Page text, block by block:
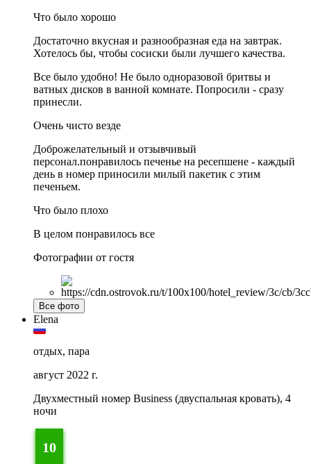
Что было хорошо
Достаточно вкусная и разнообразная еда на завтрак.
Хотелось бы, чтобы сосиски были лучшего качества.
Все было удобно! Не было одноразовой бритвы и
ватных дисков в ванной комнате. Попросили - сразу
принесли.
Очень чисто везде
Доброжелательный и отзывчивый
персонал.понравилось печенье на ресепшене - каждый
день в номер приносили милый пакетик с этим
печеньем.
Что было плохо
В целом понравилось все
Фотографии от гостя
Все фото
Elena
отдых, пара
август 2022 г.
Двухместный номер Business (двуспальная кровать), 4
ночи
10